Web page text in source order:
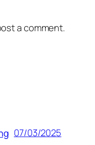
a comment.
07/03/2025